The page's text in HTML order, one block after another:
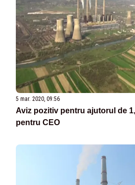
5 mar. 2020, 09:56
Aviz pozitiv pentru ajutorul de
pentru CEO